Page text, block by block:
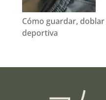
Cómo guardar,
deportiva